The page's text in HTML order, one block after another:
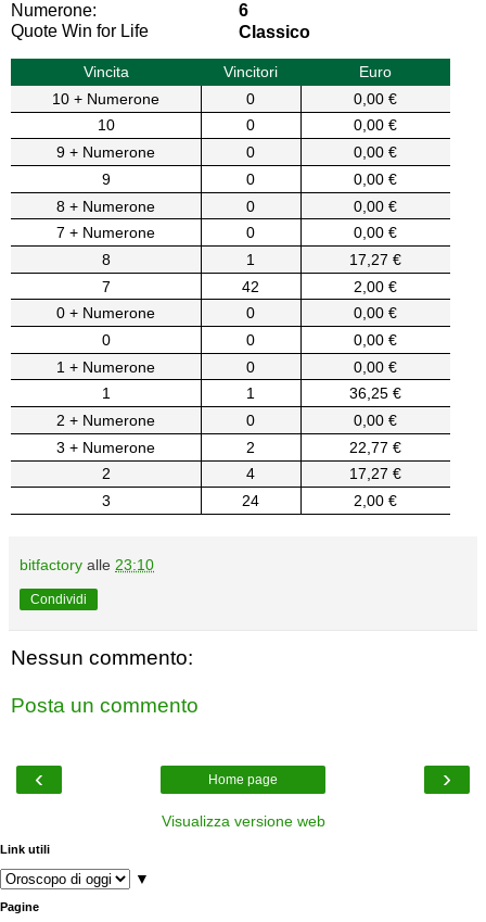
Numerone:
6
Quote Win for Life
Classico
Vincita Vincitori
Euro
10 + Numerone
0
0,00 €
10
0
0,00 €
9 + Numerone
0
0,00 €
9
0
0,00 €
8 + Numerone
0
0,00 €
7 + Numerone
0
0,00 €
8
1
17,27 €
7
42
2,00 €
0 + Numerone
0
0,00 €
0
0
0,00 €
1 + Numerone
0
0,00 €
1
1
36,25 €
2 + Numerone
0
0,00 €
3 + Numerone
2
22,77 €
2
4
17,27 €
3
24 2,00 €
bitfactory alle 23:10
Condividi
Nessun commento:
Posta un commento
‹ ›
Home page
Visualizza versione web
Link utili
▼
Pagine